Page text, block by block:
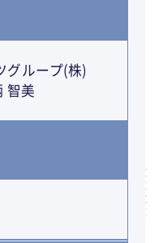
グループ(株)
智美